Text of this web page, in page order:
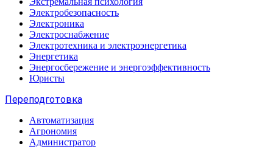
Электробезопасность
Электроника
Электроснабжение
Электротехника и электроэнергетика
Энергетика
Энергосбережение и энергоэффективность
Юристы
Переподготовка
Автоматизация
Агрономия
Администратор